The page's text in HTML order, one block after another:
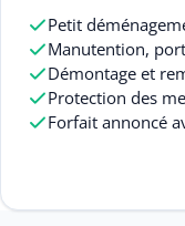
Petit
Manutention,
Démontage et
Protection des
Forfait annoncé